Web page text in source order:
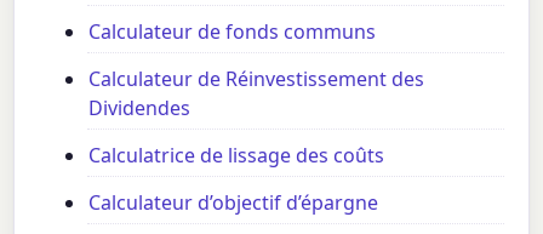
Calculateur de fonds communs
Calculateur de Réinvestissement des
Dividendes
Calculatrice de lissage des coûts
Calculateur d’objectif d’épargne